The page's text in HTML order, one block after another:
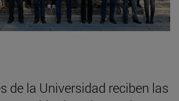
de la Universidad reciben las